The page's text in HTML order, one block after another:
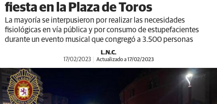
fiesta en la Plaza de Toros
La mayoría se interpusieron por realizar las necesidades
fisiológicas en vía pública y por consumo de estupefacientes
durante un evento musical que congregó a 3.500 personas
L.N.C.
17/02/2023 Actualizado a 17/02/2023